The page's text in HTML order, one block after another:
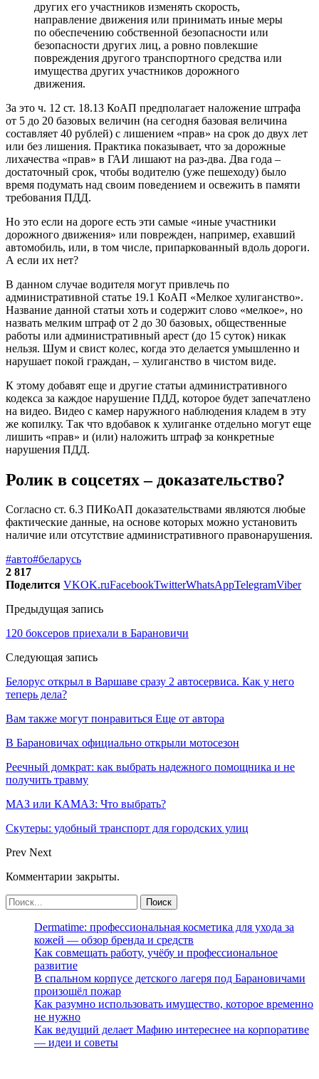
других его участников изменять скорость,
направление движения или принимать иные меры
по обеспечению собственной безопасности или
безопасности других лиц, а ровно повлекшие
повреждения другого транспортного средства или
имущества других участников дорожного
движения.
За это ч. 12 ст. 18.13 КоАП предполагает наложение штрафа
от 5 до 20 базовых величин (на сегодня базовая величина
составляет 40 рублей) с лишением «прав» на срок до двух лет
или без лишения. Практика показывает, что за дорожные
лихачества «прав» в ГАИ лишают на раз-два. Два года –
достаточный срок, чтобы водителю (уже пешеходу) было
время подумать над своим поведением и освежить в памяти
требования ПДД.
Но это если на дороге есть эти самые «иные участники
дорожного движения» или поврежден, например, ехавший
автомобиль, или, в том числе, припаркованный вдоль дороги.
А если их нет?
В данном случае водителя могут привлечь по
административной статье 19.1 КоАП «Мелкое хулиганство».
Название данной статьи хоть и содержит слово «мелкое», но
назвать мелким штраф от 2 до 30 базовых, общественные
работы или административный арест (до 15 суток) никак
нельзя. Шум и свист колес, когда это делается умышленно и
нарушает покой граждан, – хулиганство в чистом виде.
К этому добавят еще и другие статьи административного
кодекса за каждое нарушение ПДД, которое будет запечатлено
на видео. Видео с камер наружного наблюдения кладем в эту
же копилку. Так что вдобавок к хулиганке отдельно могут еще
лишить «прав» и (или) наложить штраф за конкретные
нарушения ПДД.
Ролик в соцсетях – доказательство?
Согласно ст. 6.3 ПИКоАП доказательствами являются любые
фактические данные, на основе которых можно установить
наличие или отсутствие административного правонарушения.
#авто#беларусь
2 817
Поделится VKOK.ruFacebookTwitterWhatsAppTelegramViber
Предыдущая запись
120 боксеров приехали в Барановичи
Следующая запись
Белорус открыл в Варшаве сразу 2 автосервиса. Как у него
теперь дела?
Вам также могут понравиться Еще от автора
В Барановичах официально открыли мотосезон
Реечный домкрат: как выбрать надежного помощника и не
получить травму
МАЗ или КАМАЗ: Что выбрать?
Скутеры: удобный транспорт для городских улиц
Prev Next
Комментарии закрыты.
Dermatime: профессиональная косметика для ухода за
кожей — обзор бренда и средств
Как совмещать работу, учёбу и профессиональное
развитие
В спальном корпусе детского лагеря под Барановичами
произошёл пожар
Как разумно использовать имущество, которое временно
не нужно
Как ведущий делает Мафию интереснее на корпоративе
— идеи и советы